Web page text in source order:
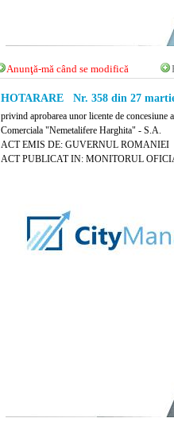
Anunţă-mă când se modifică
HOTARARE Nr. 358 din 27
privind aprobarea unor licente de concesiune
Comerciala "Nemetalifere Harghita" - S.A.
ACT EMIS DE: GUVERNUL ROMANIEI
ACT PUBLICAT IN: MONITORUL